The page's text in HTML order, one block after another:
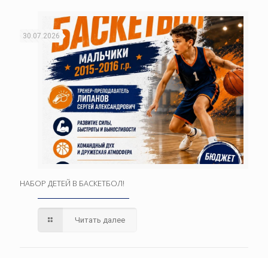
30.07.2026
НАБОР ДЕТЕЙ В БАСКЕТБОЛ!
Читать далее